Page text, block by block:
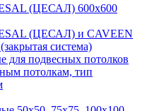
(ЦЕСАЛ) 600х600
(ЦЕСАЛ) и CAVEEN
система)
для подвесных потолков
потолкам, тип